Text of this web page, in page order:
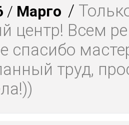
/ Марго /
центр! Всем
спасибо
труд,